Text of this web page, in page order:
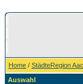
Home / StädteRegion
Auswahl